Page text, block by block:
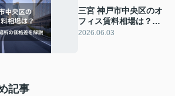
三宮 神戸市中央区のオ
フィス賃料相場は？駅
近と少し離れた場所の
2026.06.03
記事